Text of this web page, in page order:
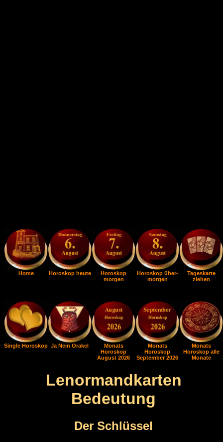
Home Horoskop heute
Horoskop
morgen
Horoskop über-
morgen
Tageskarte
ziehen
Single Horoskop Ja Nein Orakel
Monats
Horoskop
August 2026
Monats
Horoskop
September 2026
Monats
Horoskop alle
Monate
Lenormandkarten
Bedeutung
Der Schlüssel